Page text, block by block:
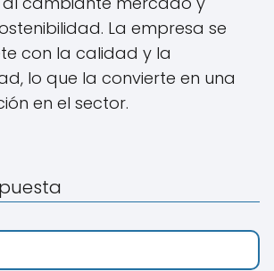
La empresa se
con la calidad y la
lo que la convierte en una
en el sector.